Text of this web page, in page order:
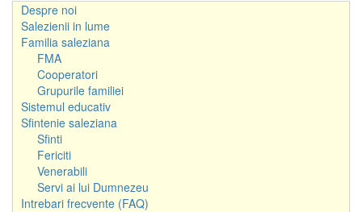
Despre noi
Salezienii in lume
Familia saleziana
FMA
Cooperatori
Grupurile familiei
Sistemul educativ
Sfintenie saleziana
Sfinti
Fericiti
Venerabili
Servi ai lui Dumnezeu
Intrebari frecvente (FAQ)